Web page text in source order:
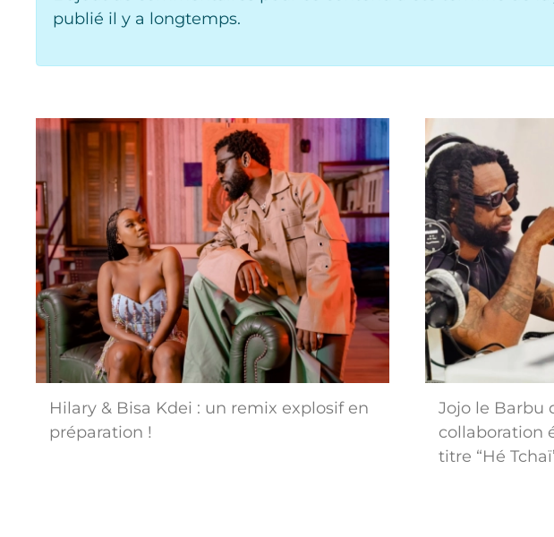
publié il y a longtemps.
Hilary & Bisa Kdei : un remix explosif en
préparation !
Jojo le Barbu
collaboration
titre “Hé